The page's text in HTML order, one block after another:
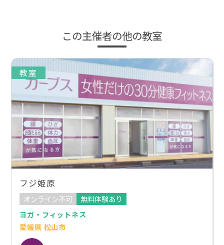
この主催者の他の教室
教室
フジ姫原
オンライン不可
無料体験あり
ヨガ・フィットネス
愛媛県 松山市